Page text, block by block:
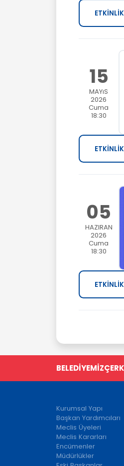
15
MAYıS
2026
Cuma
18:30
05
HAZIRAN
2026
Cuma
18:30
BELEDİYEMİZ
Kurumsal Yapı
Başkan Yardımcıları
Meclis Üyeleri
Meclis Kararları
Encümenler
Müdürlükler